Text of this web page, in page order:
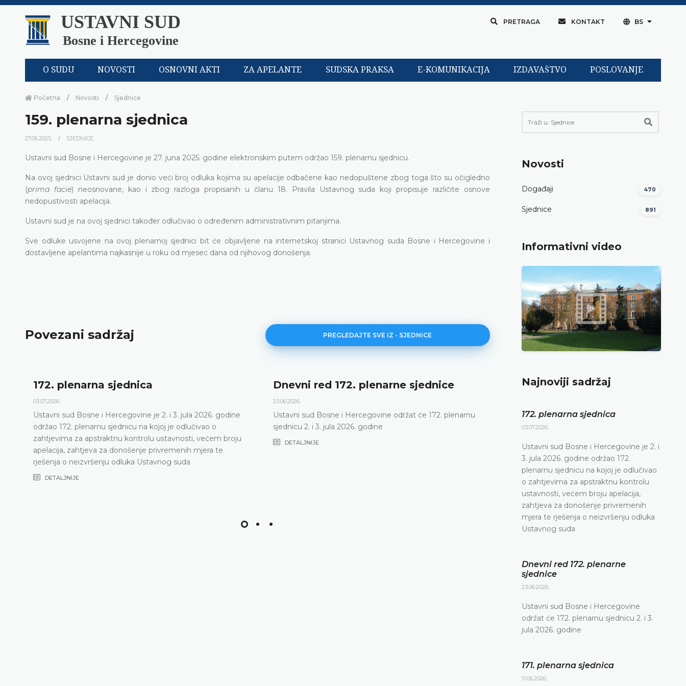
USTAVNI SUD
Bosne i Hercegovine
PRETRAGA KONTAKT BS
O SUDU NOVOSTI OSNOVNI AKTI ZA APELANTE SUDSKA PRAKSA E-KOMUNIKACIJA IZDAVAŠTVO POSLOVANJE
Početna Novosti Sjednice
159. plenarna sjednica
27.06.2025. SJEDNICE
Ustavni sud Bosne i Hercegovine je 27. juna 2025. godine elektronskim putem održao 159. plenarnu sjednicu.
Na ovoj sjednici Ustavni sud je donio veći broj odluka kojima su apelacije odbačene kao nedopuštene zbog toga što su očigledno
(prima facie) neosnovane, kao i zbog razloga propisanih u članu 18. Pravila Ustavnog suda koji propisuje različite osnove
nedopustivosti apelacija.
Ustavni sud je na ovoj sjednici također odlučivao o određenim administrativnim pitanjima.
Sve odluke usvojene na ovoj plenarnoj sjednici bit će objavljene na internetskoj stranici Ustavnog suda Bosne i Hercegovine i
dostavljene apelantima najkasnije u roku od mjesec dana od njihovog donošenja.
Povezani sadržaj PREGLEDAJTE SVE IZ - SJEDNICE
172. plenarna sjednica
03.07.2026.
Ustavni sud Bosne i Hercegovine je 2. i 3. jula 2026. godine
održao 172. plenarnu sjednicu na kojoj je odlučivao o
zahtjevima za apstraktnu kontrolu ustavnosti, većem broju
apelacija, zahtjeva za donošenje privremenih mjera te
rješenja o neizvršenju odluka Ustavnog suda
DETALJNIJE
Dnevni red 172. plenarne sjednice
23.06.2026.
Ustavni sud Bosne i Hercegovine održat će 172. plenarnu
sjednicu 2. i 3. jula 2026. godine
DETALJNIJE
171. plenarna sjednica
Ustavni sud Bosne i Hercegovine danas je
putem održao 171. plenarnu sjednicu
DETALJNIJE
Novosti
Događaji 470
Sjednice 891
Informativni video
Najnoviji sadržaj
172. plenarna sjednica
03.07.2026.
Ustavni sud Bosne i Hercegovine je 2. i
3. jula 2026. godine održao 172.
plenarnu sjednicu na kojoj je odlučivao
o zahtjevima za apstraktnu kontrolu
ustavnosti, većem broju apelacija,
zahtjeva za donošenje privremenih
mjera te rješenja o neizvršenju odluka
Ustavnog suda
Dnevni red 172. plenarne
sjednice
23.06.2026.
Ustavni sud Bosne i Hercegovine
održat će 172. plenarnu sjednicu 2. i 3.
jula 2026. godine
171. plenarna sjednica
11.06.2026.